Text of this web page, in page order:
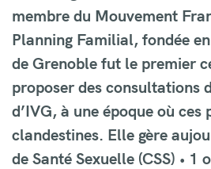
membre du Mouvement
Planning Familial, fondée
de Grenoble fut le premier
proposer des consultations
d’IVG, à une époque où
clandestines. Elle gère
de Santé Sexuelle (CSS) • 1